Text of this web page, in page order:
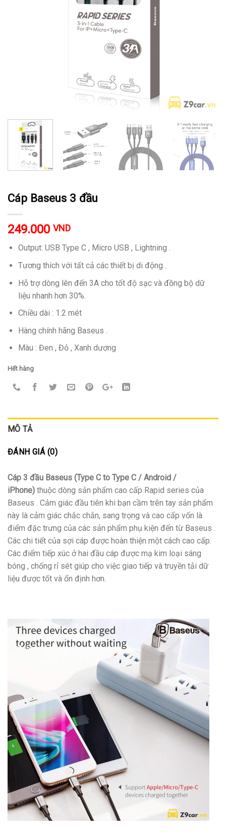
Cáp Baseus 3 đầu
249.000 VND
Output: USB Type C , Micro USB , Lightning .
Tương thích với tất cả các thiết bị di động .
Hỗ trợ dòng lên đến 3A cho tốt độ sạc và đồng bộ dữ
liệu nhanh hơn 30%.
Chiều dài : 1.2 mét
Hàng chính hãng Baseus .
Màu : Đen , Đỏ , Xanh dương
Hết hàng
MÔ TẢ
ĐÁNH GIÁ (0)
Cáp 3 đầu Baseus (Type C to Type C / Android /
iPhone) thuộc dòng sản phẩm cao cấp Rapid series của
Baseus . Cảm giác đầu tiên khi bạn cầm trên tay sản phẩm
này là cảm giác chắc chắn, sang trọng và cao cấp vốn là
điểm đặc trưng của các sản phẩm phụ kiện đến từ Baseus .
Các chi tiết của sợi cáp được hoàn thiện một cách cao cấp.
Các điểm tiếp xúc ở hai đầu cáp được mạ kim loại sáng
bóng , chống rỉ sét giúp cho việc giao tiếp và truyền tải dữ
liệu được tốt và ổn định hơn.